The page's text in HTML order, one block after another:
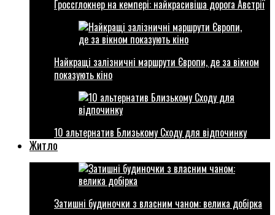
Ґроссглокнер на кемпері: найкрасивіша дорога Австрії
Найкращі залізничні маршрути Європи, де за вікном
показують кіно
10 альтернатив Близькому Сходу для відпочинку
Житло
Затишні будиночки з власним чаном: велика добірка